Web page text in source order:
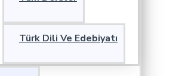
Türk Dili Ve Edebiyatı